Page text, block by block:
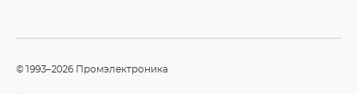
©1993–2026 Промэлектроника